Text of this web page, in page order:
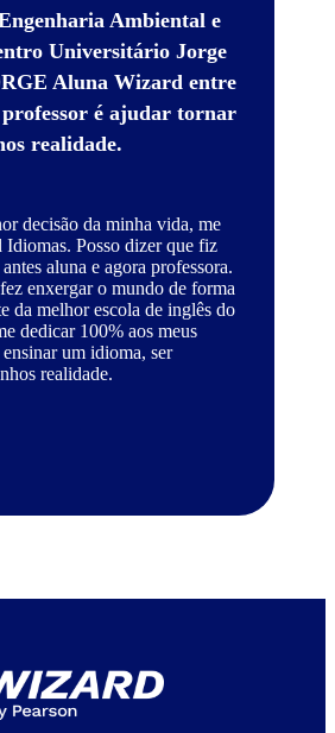
Ambiental e
Universitário Jorge
Aluna Wizard entre
professor é ajudar tornar
realidade.
decisão da minha vida, me
Posso dizer que fiz
aluna e agora professora.
enxergar o mundo de forma
da melhor escola de inglês do
dedicar 100% aos meus
um idioma, ser
realidade.